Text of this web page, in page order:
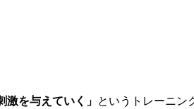
激を与えていく」 というトレーニン